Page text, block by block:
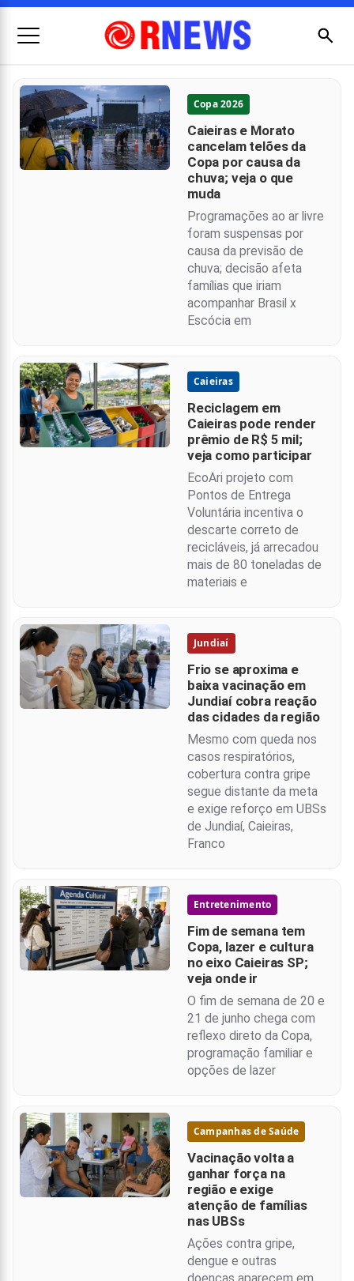
Menu
Pesquisar
por:
Copa 2026
Caieiras e Morato
cancelam telões da
Copa por causa da
chuva; veja o que
muda
Programações ao ar livre
foram suspensas por
causa da previsão de
chuva; decisão afeta
famílias que iriam
acompanhar Brasil x
Escócia em
Caieiras
Reciclagem em
Caieiras pode render
prêmio de R$ 5 mil;
veja como participar
EcoAri projeto com
Pontos de Entrega
Voluntária incentiva o
descarte correto de
recicláveis, já arrecadou
mais de 80 toneladas de
materiais e
Jundiaí
Frio se aproxima e
baixa vacinação em
Jundiaí cobra reação
das cidades da região
Mesmo com queda nos
casos respiratórios,
cobertura contra gripe
segue distante da meta
e exige reforço em UBSs
de Jundiaí, Caieiras,
Franco
Entretenimento
Fim de semana tem
Copa, lazer e cultura
no eixo Caieiras SP;
veja onde ir
O fim de semana de 20 e
21 de junho chega com
reflexo direto da Copa,
programação familiar e
opções de lazer
Campanhas de Saúde
Vacinação volta a
ganhar força na
região e exige
atenção de famílias
nas UBSs
Ações contra gripe,
dengue e outras